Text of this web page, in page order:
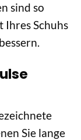
sind so
Ihres Schuhs
Sie lange